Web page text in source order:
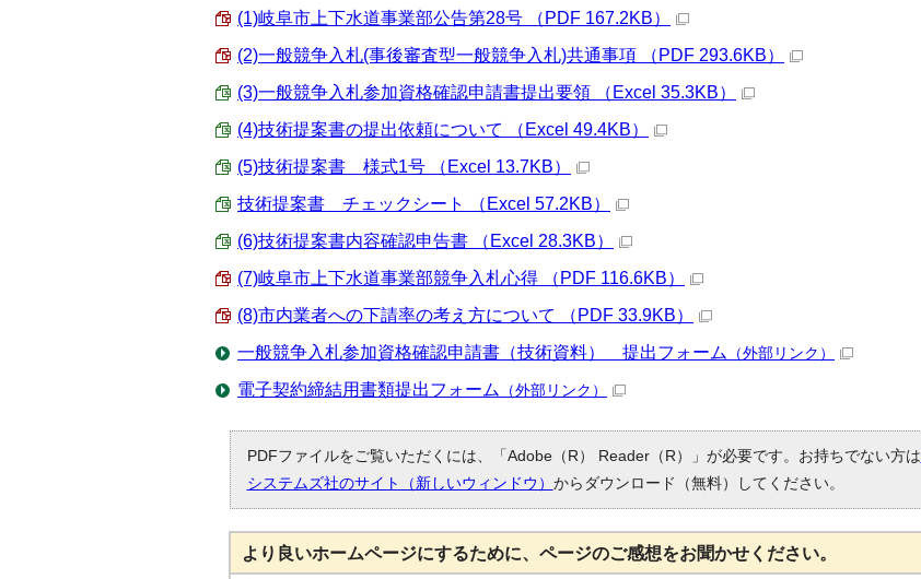
(1)岐阜市上下水道事業部公告第28号 （PDF 167.2KB）
(2)一般競争入札(事後審査型一般競争入札)共通事項 （PDF 293.6KB）
(3)一般競争入札参加資格確認申請書提出要領 （Excel 35.3KB）
(4)技術提案書の提出依頼について （Excel 49.4KB）
(5)技術提案書 様式1号 （Excel 13.7KB）
技術提案書 チェックシート （Excel 57.2KB）
(6)技術提案書内容確認申告書 （Excel 28.3KB）
(7)岐阜市上下水道事業部競争入札心得 （PDF 116.6KB）
(8)市内業者への下請率の考え方について （PDF 33.9KB）
一般競争入札参加資格確認申請書（技術資料） 提出フォーム
（外部リンク）
電子契約締結用書類提出フォーム （外部リンク）
PDFファイルをご覧いただくには、「Adobe（R） Reader（R）」が必要です。お持ちでない方は
システムズ社のサイト（新しいウィンドウ） からダウンロード（無料）してください。
より良いホームページにするために、ページのご感想をお聞かせください。